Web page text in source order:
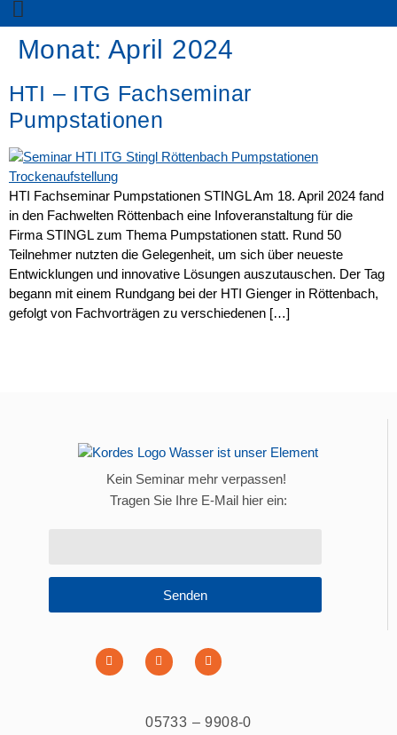
Monat: April 2024
HTI – ITG Fachseminar
Pumpstationen
HTI Fachseminar Pumpstationen STINGL Am 18. April 2024 fand
in den Fachwelten Röttenbach eine Infoveranstaltung für die
Firma STINGL zum Thema Pumpstationen statt. Rund 50
Teilnehmer nutzten die Gelegenheit, um sich über neueste
Entwicklungen und innovative Lösungen auszutauschen. Der Tag
begann mit einem Rundgang bei der HTI Gienger in Röttenbach,
gefolgt von Fachvorträgen zu verschiedenen […]
Kein Seminar mehr verpassen!
Tragen Sie Ihre E-Mail hier ein:
Senden
05733 – 9908-0